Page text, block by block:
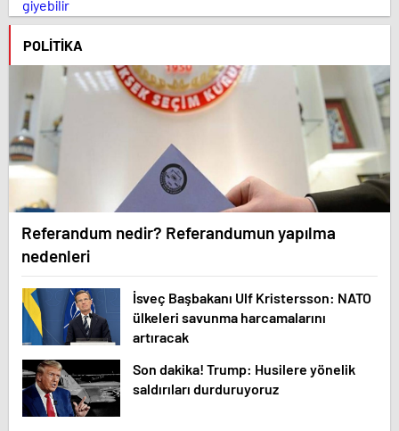
POLITIKA
Referandum nedir? Referandumun yapılma
nedenleri
İsveç Başbakanı Ulf Kristersson: NATO
ülkeleri savunma harcamalarını
artıracak
Son dakika! Trump: Husilere yönelik
saldırıları durduruyoruz